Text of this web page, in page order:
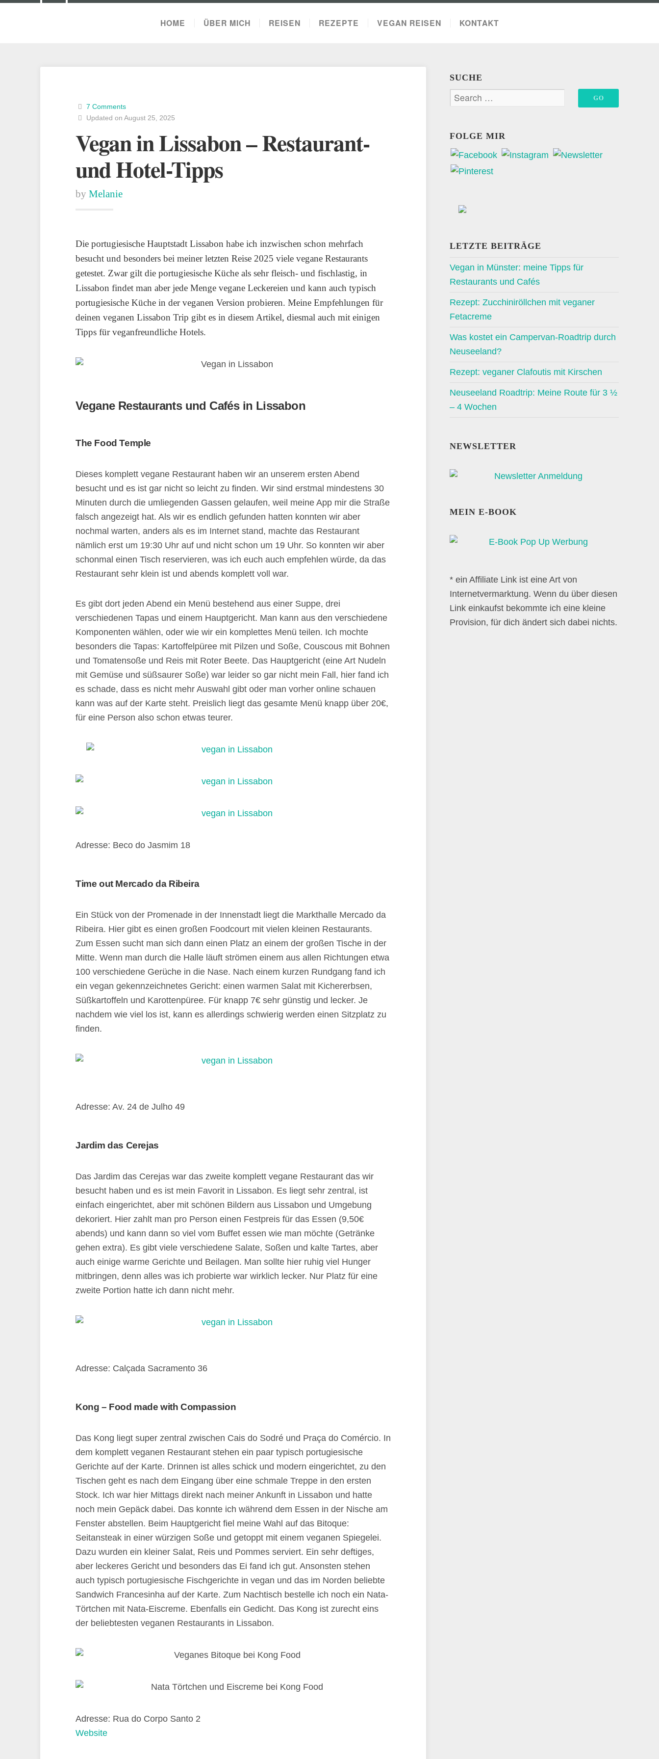
HOME ÜBER MICH REISEN REZEPTE VEGAN REISEN KONTAKT
7 Comments
Updated on August 25, 2025
Vegan in Lissabon – Restaurant-
und Hotel-Tipps
by Melanie
Die portugiesische Hauptstadt Lissabon habe ich inzwischen schon mehrfach
besucht und besonders bei meiner letzten Reise 2025 viele vegane Restaurants
getestet. Zwar gilt die portugiesische Küche als sehr fleisch- und fischlastig, in
Lissabon findet man aber jede Menge vegane Leckereien und kann auch typisch
portugiesische Küche in der veganen Version probieren. Meine Empfehlungen für
deinen veganen Lissabon Trip gibt es in diesem Artikel, diesmal auch mit einigen
Tipps für veganfreundliche Hotels.
Vegane Restaurants und Cafés in Lissabon
The Food Temple
Dieses komplett vegane Restaurant haben wir an unserem ersten Abend
besucht und es ist gar nicht so leicht zu finden. Wir sind erstmal mindestens 30
Minuten durch die umliegenden Gassen gelaufen, weil meine App mir die Straße
falsch angezeigt hat. Als wir es endlich gefunden hatten konnten wir aber
nochmal warten, anders als es im Internet stand, machte das Restaurant
nämlich erst um 19:30 Uhr auf und nicht schon um 19 Uhr. So konnten wir aber
schonmal einen Tisch reservieren, was ich euch auch empfehlen würde, da das
Restaurant sehr klein ist und abends komplett voll war.
Es gibt dort jeden Abend ein Menü bestehend aus einer Suppe, drei
verschiedenen Tapas und einem Hauptgericht. Man kann aus den verschiedene
Komponenten wählen, oder wie wir ein komplettes Menü teilen. Ich mochte
besonders die Tapas: Kartoffelpüree mit Pilzen und Soße, Couscous mit Bohnen
und Tomatensoße und Reis mit Roter Beete. Das Hauptgericht (eine Art Nudeln
mit Gemüse und süßsaurer Soße) war leider so gar nicht mein Fall, hier fand ich
es schade, dass es nicht mehr Auswahl gibt oder man vorher online schauen
kann was auf der Karte steht. Preislich liegt das gesamte Menü knapp über 20€,
für eine Person also schon etwas teurer.
Adresse: Beco do Jasmim 18
Time out Mercado da Ribeira
Ein Stück von der Promenade in der Innenstadt liegt die Markthalle Mercado da
Ribeira. Hier gibt es einen großen Foodcourt mit vielen kleinen Restaurants.
Zum Essen sucht man sich dann einen Platz an einem der großen Tische in der
Mitte. Wenn man durch die Halle läuft strömen einem aus allen Richtungen etwa
100 verschiedene Gerüche in die Nase. Nach einem kurzen Rundgang fand ich
ein vegan gekennzeichnetes Gericht: einen warmen Salat mit Kichererbsen,
Süßkartoffeln und Karottenpüree. Für knapp 7€ sehr günstig und lecker. Je
nachdem wie viel los ist, kann es allerdings schwierig werden einen Sitzplatz zu
finden.
Adresse: Av. 24 de Julho 49
Jardim das Cerejas
Das Jardim das Cerejas war das zweite komplett vegane Restaurant das wir
besucht haben und es ist mein Favorit in Lissabon. Es liegt sehr zentral, ist
einfach eingerichtet, aber mit schönen Bildern aus Lissabon und Umgebung
dekoriert. Hier zahlt man pro Person einen Festpreis für das Essen (9,50€
abends) und kann dann so viel vom Buffet essen wie man möchte (Getränke
gehen extra). Es gibt viele verschiedene Salate, Soßen und kalte Tartes, aber
auch einige warme Gerichte und Beilagen. Man sollte hier ruhig viel Hunger
mitbringen, denn alles was ich probierte war wirklich lecker. Nur Platz für eine
zweite Portion hatte ich dann nicht mehr.
Adresse: Calçada Sacramento 36
Kong – Food made with Compassion
Das Kong liegt super zentral zwischen Cais do Sodré und Praça do Comércio. In
dem komplett veganen Restaurant stehen ein paar typisch portugiesische
Gerichte auf der Karte. Drinnen ist alles schick und modern eingerichtet, zu den
Tischen geht es nach dem Eingang über eine schmale Treppe in den ersten
Stock. Ich war hier Mittags direkt nach meiner Ankunft in Lissabon und hatte
noch mein Gepäck dabei. Das konnte ich während dem Essen in der Nische am
Fenster abstellen. Beim Hauptgericht fiel meine Wahl auf das Bitoque:
Seitansteak in einer würzigen Soße und getoppt mit einem veganen Spiegelei.
Dazu wurden ein kleiner Salat, Reis und Pommes serviert. Ein sehr deftiges,
aber leckeres Gericht und besonders das Ei fand ich gut. Ansonsten stehen
auch typisch portugiesische Fischgerichte in vegan und das im Norden beliebte
Sandwich Francesinha auf der Karte. Zum Nachtisch bestelle ich noch ein Nata-
Törtchen mit Nata-Eiscreme. Ebenfalls ein Gedicht. Das Kong ist zurecht eins
der beliebtesten veganen Restaurants in Lissabon.
Adresse: Rua do Corpo Santo 2
Website
SUCHE
FOLGE MIR
LETZTE BEITRÄGE
Vegan in Münster: meine Tipps für
Restaurants und Cafés
Rezept: Zucchiniröllchen mit veganer
Fetacreme
Was kostet ein Campervan-Roadtrip durch
Neuseeland?
Rezept: veganer Clafoutis mit Kirschen
Neuseeland Roadtrip: Meine Route für 3 ½
– 4 Wochen
NEWSLETTER
MEIN E-BOOK
* ein Affiliate Link ist eine Art von
Internetvermarktung. Wenn du über diesen
Link einkaufst bekommte ich eine kleine
Provision, für dich ändert sich dabei nichts.